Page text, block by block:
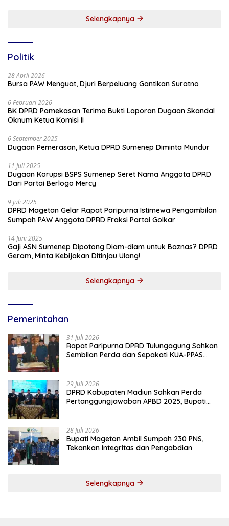
Selengkapnya
Politik
28 April 2026
Bursa PAW Menguat, Djuri Berpeluang Gantikan Suratno
6 Februari 2026
BK DPRD Pamekasan Terima Bukti Laporan Dugaan Skandal
Oknum Ketua Komisi II
6 September 2025
Dugaan Pemerasan, Ketua DPRD Sumenep Diminta Mundur
11 Juli 2025
Dugaan Korupsi BSPS Sumenep Seret Nama Anggota DPRD
Dari Partai Berlogo Mercy
9 Juli 2025
DPRD Magetan Gelar Rapat Paripurna Istimewa Pengambilan
Sumpah PAW Anggota DPRD Fraksi Partai Golkar
14 Juni 2025
Gaji ASN Sumenep Dipotong Diam-diam untuk Baznas? DPRD
Geram, Minta Kebijakan Ditinjau Ulang!
Selengkapnya
Pemerintahan
31 Juli 2026
Rapat Paripurna DPRD Tulungagung Sahkan
Sembilan Perda dan Sepakati KUA-PPAS
29 Juli 2026
DPRD Kabupaten Madiun Sahkan Perda
Pertanggungjawaban APBD 2025, Bupati
28 Juli 2026
Bupati Magetan Ambil Sumpah 230 PNS,
Tekankan Integritas dan Pengabdian
Selengkapnya